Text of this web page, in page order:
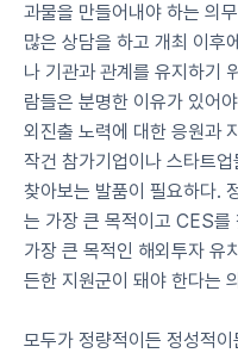
과물을 만들어내야 하는 의
많은 상담을 하고 개최 이후
나 기관과 관계를 유지하기
람들은 분명한 이유가 있어
외진출 노력에 대한 응원과
작건 참가기업이나 스타트
찾아보는 발품이 필요하다.
는 가장 큰 목적이고 CES를
가장 큰 목적인 해외투자 유
든한 지원군이 돼야 한다는
모두가 정량적이든 정성적